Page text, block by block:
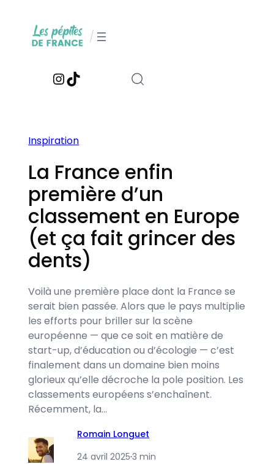
contenu
/
Instagram
TikTok
Inspiration
La France enfin
première d’un
classement en Europe
(et ça fait grincer des
dents)
Voilà une première place dont la France se
serait bien passée. Alors que le pays multiplie
les efforts pour briller sur la scène
européenne — que ce soit en matière de
start-up, d’éducation ou d’écologie — c’est
finalement dans un domaine bien moins
glorieux qu’elle décroche la pole position. Les
classements européens s’enchaînent.
Récemment, la…
Romain Longuet
24 avril 2025·3 min